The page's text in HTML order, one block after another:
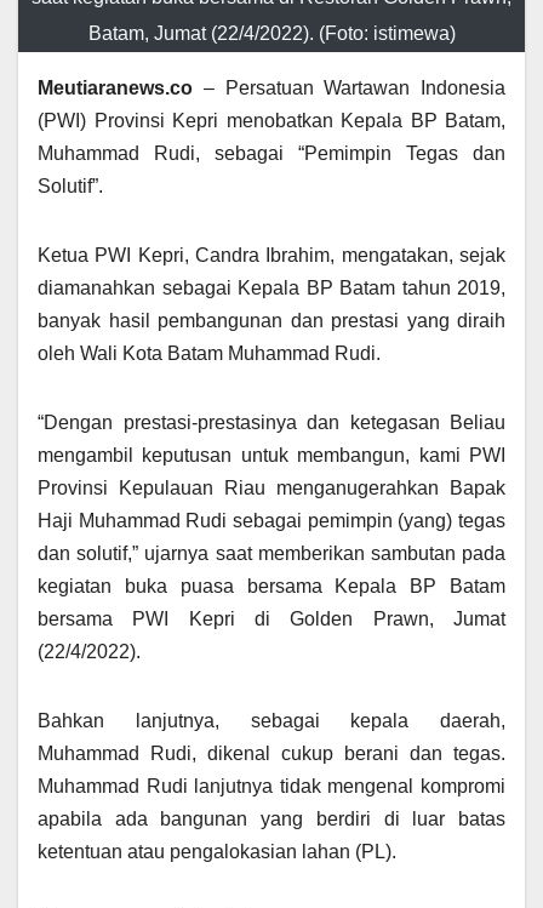
Batam, Jumat (22/4/2022). (Foto: istimewa)
Meutiaranews.co – Persatuan Wartawan Indonesia
(PWI) Provinsi Kepri menobatkan Kepala BP Batam,
Muhammad Rudi, sebagai “Pemimpin Tegas dan
Solutif”.
Ketua PWI Kepri, Candra Ibrahim, mengatakan, sejak
diamanahkan sebagai Kepala BP Batam tahun 2019,
banyak hasil pembangunan dan prestasi yang diraih
oleh Wali Kota Batam Muhammad Rudi.
“Dengan prestasi-prestasinya dan ketegasan Beliau
mengambil keputusan untuk membangun, kami PWI
Provinsi Kepulauan Riau menganugerahkan Bapak
Haji Muhammad Rudi sebagai pemimpin (yang) tegas
dan solutif,” ujarnya saat memberikan sambutan pada
kegiatan buka puasa bersama Kepala BP Batam
bersama PWI Kepri di Golden Prawn, Jumat
(22/4/2022).
Bahkan lanjutnya, sebagai kepala daerah,
Muhammad Rudi, dikenal cukup berani dan tegas.
Muhammad Rudi lanjutnya tidak mengenal kompromi
apabila ada bangunan yang berdiri di luar batas
ketentuan atau pengalokasian lahan (PL).